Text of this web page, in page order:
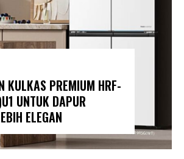
KULKAS PREMIUM HRF-
UNTUK DAPUR
ELEGAN